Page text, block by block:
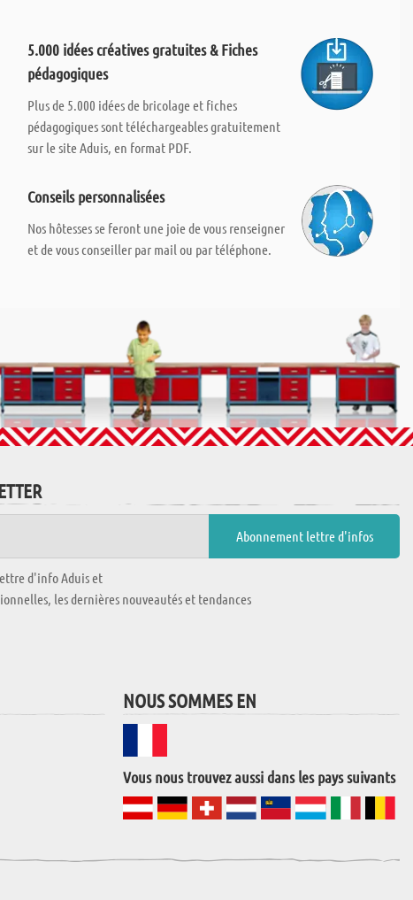
5.000 idées créatives gratuites & Fiches
pédagogiques
Plus de 5.000 idées de bricolage et fiches
pédagogiques sont téléchargeables gratuitement
sur le site Aduis, en format PDF.
Conseils personnalisées
Nos hôtesses se feront une joie de vous renseigner
et de vous conseiller par mail ou par téléphone.
d'info Aduis et
les dernières nouveautés et tendances
NOUS SOMMES EN
Vous nous trouvez aussi dans les pays suivants